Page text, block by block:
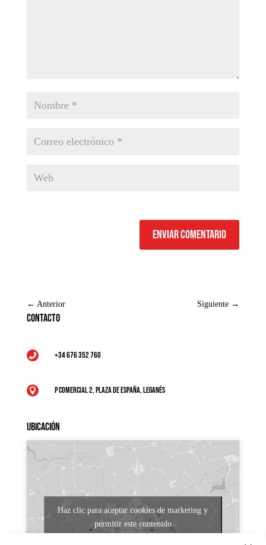
Enviar comentario
← Anterior Siguiente →
Contacto
 +34 676 352 760
 P Comercial 2, Plaza de España, Leganés
Ubicación
Haz clic para aceptar cookies de marketing y
permitir este contenido